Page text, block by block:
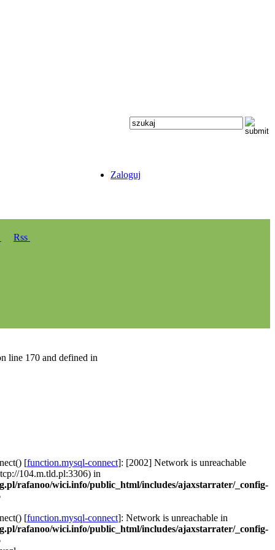
Zaloguj
Rss
line 170 and defined in
[function.mysql-connect]: [2002] Network is unreachable
104.m.tld.pl:3306) in
rafanoo/wici.info/public_html/includes/ajaxstarrater/_config-
[function.mysql-connect]: Network is unreachable in
rafanoo/wici.info/public_html/includes/ajaxstarrater/_config-